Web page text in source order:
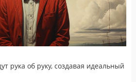
рука об руку, создавая идеальный